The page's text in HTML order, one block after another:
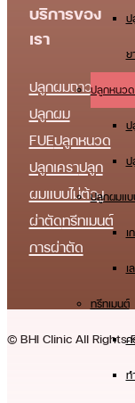
ป
ย
ปลูกหนวด
ป
ป
ปลูกผมแบ
เ
เ
ทรีทเมนต์
ค
ทํ
บริการของ
เรา
ปลูกผมถาวร
ปลูกผม
FUEปลูกหนวด
ปลูกเคราปลูก
ผมแบบไม่ต้อง
ผ่าตัดทรีทเมนต์
การผ่าตัด
© BHI Clinic All Rights